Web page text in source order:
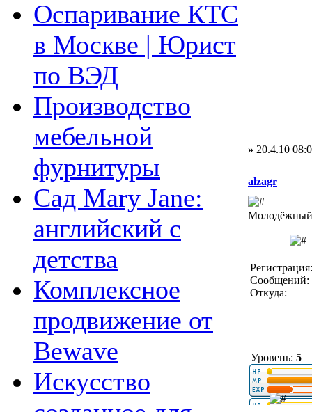
Оспаривание КТС
в Москве | Юрист
по ВЭД
Производство
мебельной
фурнитуры
Сад Mary Jane:
английский с
детства
Комплексное
продвижение от
Bewave
Искусство
» 20.4.10
alzagr
Молодёжный
Сообщений:
Откуда:
Уровень: 5